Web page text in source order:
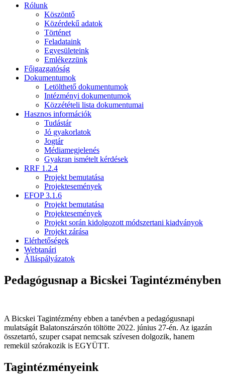
Rólunk
Köszöntő
Közérdekű adatok
Történet
Feladataink
Egyesületeink
Emlékezzünk
Főigazgatóság
Dokumentumok
Letölthető dokumentumok
Intézményi dokumentumok
Közzétételi lista dokumentumai
Hasznos információk
Tudástár
Jó gyakorlatok
Jogtár
Médiamegjelenés
Gyakran ismételt kérdések
RRF 1.2.4
Projekt bemutatása
Projektesemények
EFOP 3.1.6
Projekt bemutatása
Projektesemények
Projekt során kidolgozott módszertani kiadványok
Projekt zárása
Elérhetőségek
Webtanári
Álláspályázatok
Pedagógusnap a Bicskei Tagintézményben
A Bicskei Tagintézmény ebben a tanévben a pedagógusnapi
mulatságát Balatonszárszón töltötte 2022. június 27-én. Az igazán
összetartó, szuper csapat nemcsak szívesen dolgozik, hanem
remekül szórakozik is EGYÜTT.
Tagintézményeink